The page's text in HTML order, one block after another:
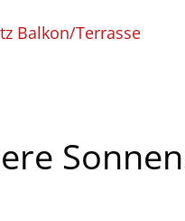
Balkon/Terrasse